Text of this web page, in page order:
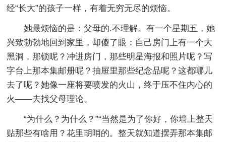
经“长大”的孩子一样，有着无穷无尽的烦恼。
她最烦恼的是：父母的.不理解。有一个星期五，她
兴致勃勃地回到家里，却傻了眼：自己房门上有一个大
黑洞，那锁呢？冲进房门，那些明星海报和照片呢？写
字台上那本集邮册呢？抽屉里那些纪念品呢？这都哪儿
去了呢？她像一座将要喷发的火山，终于压不住内心的
火——去找父母理论。
“为什么？为什么？”“当然是为了你好，你墙上整天
贴那些有啥用？花里胡哨的。整天就知道摆弄那本集邮